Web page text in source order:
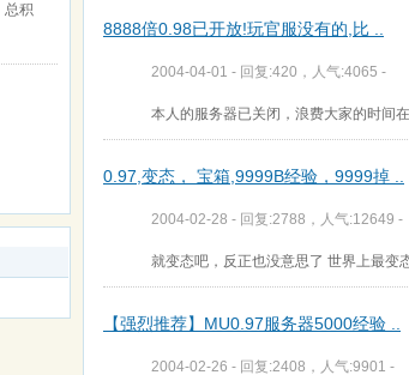
总积
8888倍0.98已开放!玩官服没有的,比 ..
2004-04-01 - 回复:420，人气:4065 -
本人的服务器已关闭，浪费大家的时间
0.97,变态， 宝箱,9999B经验，9999掉 ..
2004-02-28 - 回复:2788，人气:12649 -
就变态吧，反正也没意思了 世界上最变
【强烈推荐】MU0.97服务器5000经验 ..
2004-02-26 - 回复:2408，人气:9901 -